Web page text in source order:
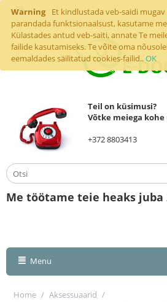
Warning
Et kindlustada veb-saidi
parandada funktsionaalsust, kasutame
Külastades antud veb-saiti, annate Te
failide kasutamiseks. Te võite oma
eemaldades säilitatud cookies-failid..OK
Teil on küsimusi?
Võtke meiega
+372 8803413
Me töötame teie heaks juba
Menu
Home / Aksessuaarid /